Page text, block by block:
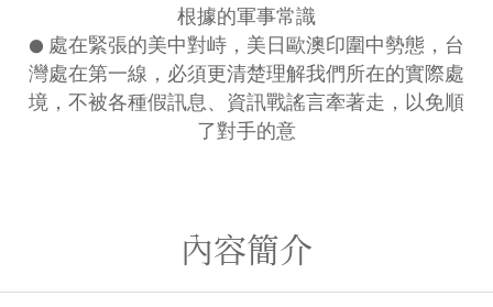
根據的軍事常識
● 處在緊張的美中對峙，美日歐澳印圍中勢態，台
灣處在第一線，必須更清楚理解我們所在的實際處
境，不被各種假訊息、資訊戰謠言牽著走，以免順
了對手的意
內容簡介